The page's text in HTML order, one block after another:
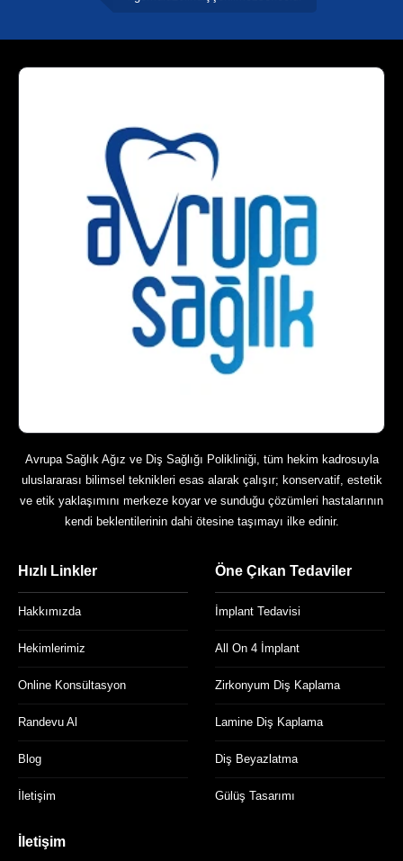
Avrupa Sağlık Ağız ve Diş Sağlığı Polikliniği, tüm hekim kadrosuyla
uluslararası bilimsel teknikleri esas alarak çalışır; konservatif, estetik
ve etik yaklaşımını merkeze koyar ve sunduğu çözümleri hastalarının
kendi beklentilerinin dahi ötesine taşımayı ilke edinir.
Hızlı Linkler
Hakkımızda
Hekimlerimiz
Online Konsültasyon
Randevu Al
Blog
İletişim
Öne Çıkan Tedaviler
İmplant Tedavisi
All On 4 İmplant
Zirkonyum Diş Kaplama
Lamine Diş Kaplama
Diş Beyazlatma
Gülüş Tasarımı
İletişim